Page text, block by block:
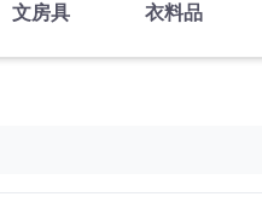
文房具 衣料品